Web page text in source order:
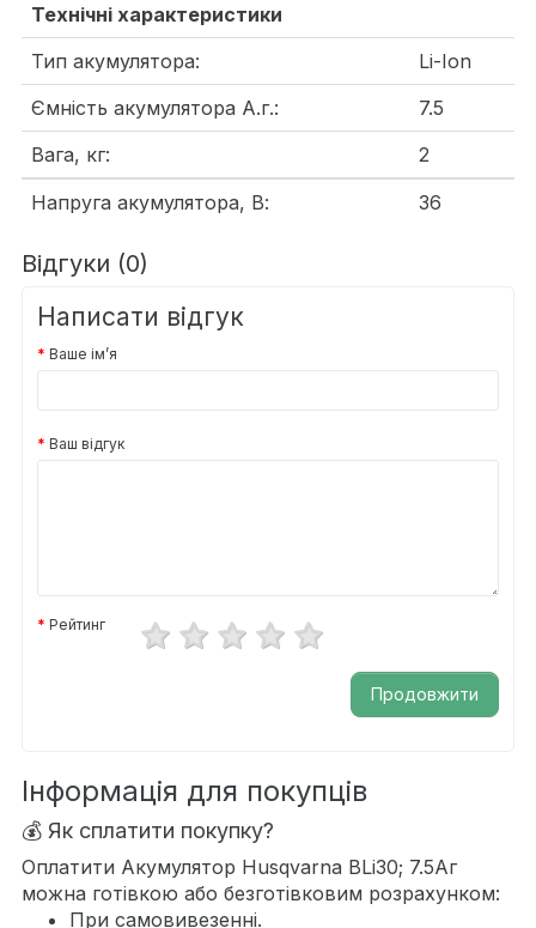
Технічні характеристики
Тип акумулятора:
Li-Ion
Ємність акумулятора А.г.:
7.5
Вага, кг:
2
Напруга акумулятора, В:
36
Відгуки (0)
Написати відгук
Ваше ім’я
Ваш відгук
Рейтинг
Продовжити
Інформація для покупців
💰 Як сплатити покупку?
Оплатити Акумулятор Husqvarna BLi30; 7.5Аг
можна готівкою або безготівковим розрахунком:
При самовивезенні.